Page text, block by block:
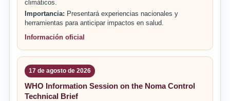
climáticos.
Importancia: Presentará experiencias nacionales y
herramientas para anticipar impactos en salud.
Información oficial
17 de agosto de 2026
WHO Information Session on the Noma Control
Technical Brief